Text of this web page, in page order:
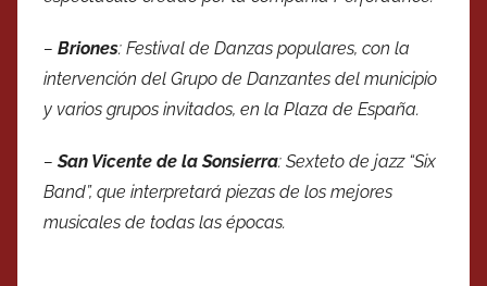
– Briones: Festival de Danzas populares, con la
intervención del Grupo de Danzantes del municipio
y varios grupos invitados, en la Plaza de España.
–San Vicente de la Sonsierra: Sexteto de jazz “Six
Band”, que interpretará piezas de los mejores
musicales de todas las épocas.